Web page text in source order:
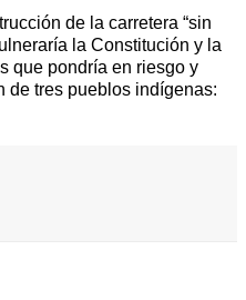
de la carretera “sin
la Constitución y la
que pondría en riesgo y
de tres pueblos indígenas: